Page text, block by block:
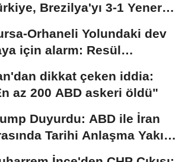
Brezilya'yı 3-1 Yenerek
Orhaneli Yolundaki dev
için alarm: Resül
yetkililere...
dikkat çeken iddia:
az 200 ABD askeri öldü"
Duyurdu: ABD ile İran
Tarihi Anlaşma Yakın!